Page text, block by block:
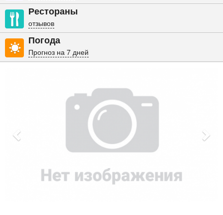
Рестораны
отзывов
Погода
Прогноз на 7 дней